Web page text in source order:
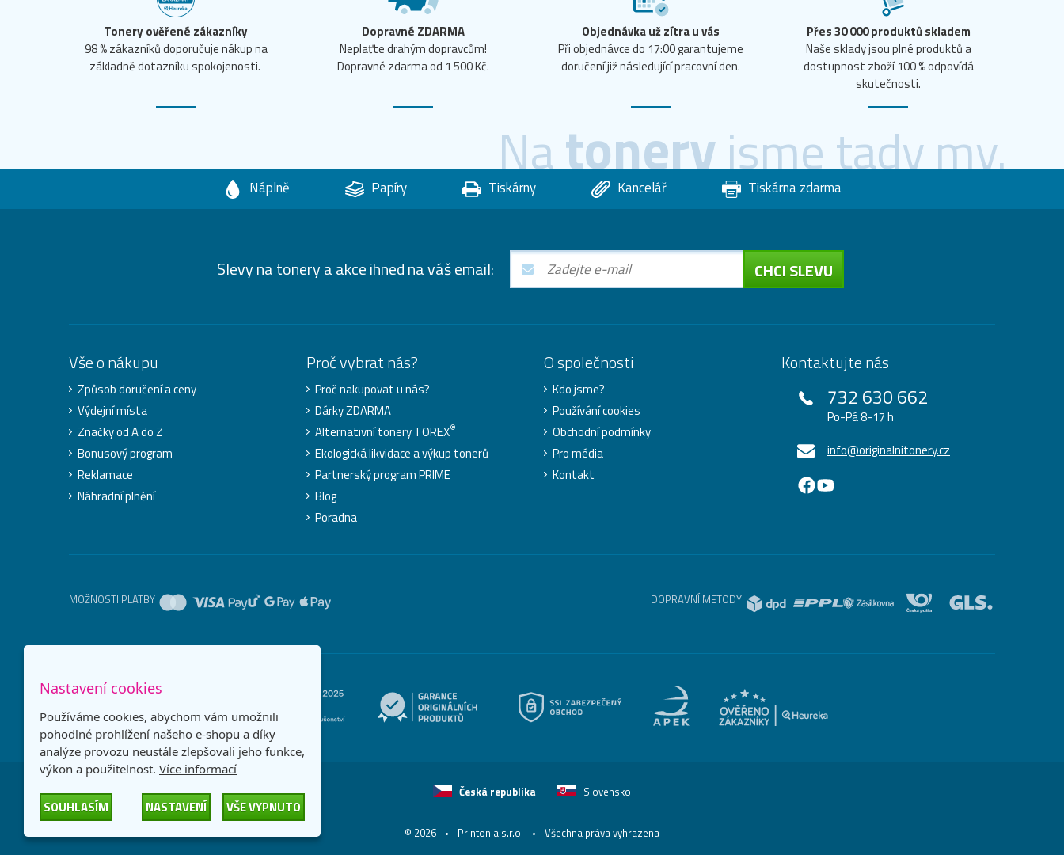
Tonery ověřené zákazníky
98 % zákazníků doporučuje nákup na
základně dotazníku spokojenosti.
Dopravné ZDARMA
Neplaťte drahým dopravcům!
Dopravné zdarma od 1 500 Kč.
Objednávka už zítra u vás
Při objednávce do 17:00 garantujeme
doručení již následující pracovní den.
Přes 30 000 produktů skladem
Naše sklady jsou plné produktů a
dostupnost zboží 100 % odpovídá
skutečnosti.
Natoneryjsme tady my.
Náplně Papíry Tiskárny Kancelář Tiskárna zdarma
Slevy na tonery a akce ihned na váš email: CHCI SLEVU
Vše o nákupu
Způsob doručení a ceny
Výdejní místa
Značky od A do Z
Bonusový program
Reklamace
Náhradní plnění
Proč vybrat nás?
Proč nakupovat u nás?
Dárky ZDARMA
Alternativní tonery TOREX®
Ekologická likvidace a výkup tonerů
Partnerský program PRIME
Blog
Poradna
O společnosti
Kdo jsme?
Používání cookies
Obchodní podmínky
Pro média
Kontakt
Kontaktujte nás
732 630 662
Po-Pá 8-17 h
info@originalnitonery.cz
MOŽNOSTI PLATBY DOPRAVNÍ METODY
Česká republika Slovensko
© 2026 Printonia s.r.o. Všechna práva vyhrazena
Nastavení cookies
Používáme cookies, abychom vám umožnili
pohodlné prohlížení našeho e-shopu a díky
analýze provozu neustále zlepšovali jeho funkce,
výkon a použitelnost. Více informací
SOUHLASÍM NASTAVENÍ VŠE VYPNUTO